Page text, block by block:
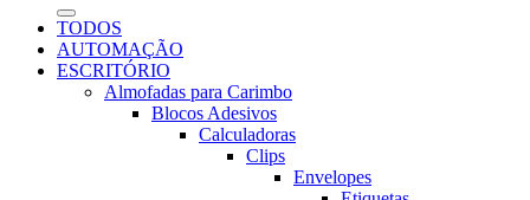
TODOS
AUTOMAÇÃO
ESCRITÓRIO
Almofadas para Carimbo
Blocos Adesivos
Calculadoras
Clips
Envelopes